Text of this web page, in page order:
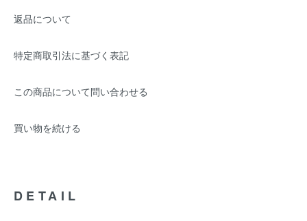
返品について
特定商取引法に基づく表記
この商品について問い合わせる
買い物を続ける
DETAIL